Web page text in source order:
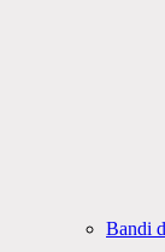
Bandi